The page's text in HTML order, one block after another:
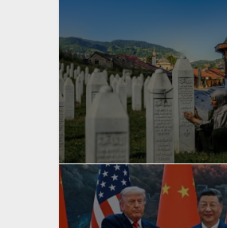
yazan
Bahri Ak